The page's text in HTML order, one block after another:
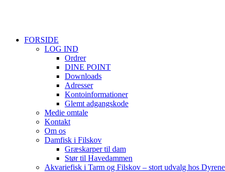
FORSIDE
LOG IND
Ordrer
DINE POINT
Downloads
Adresser
Kontoinformationer
Glemt adgangskode
Medie omtale
Kontakt
Om os
Damfisk i Filskov
Græskarper til dam
Stør til Havedammen
Akvariefisk i Tarm og Filskov – stort udvalg hos